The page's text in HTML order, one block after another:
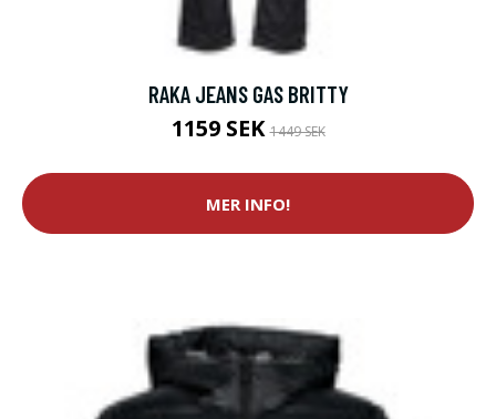
RAKA JEANS GAS BRITTY
1159 SEK1449 SEK
MER INFO!